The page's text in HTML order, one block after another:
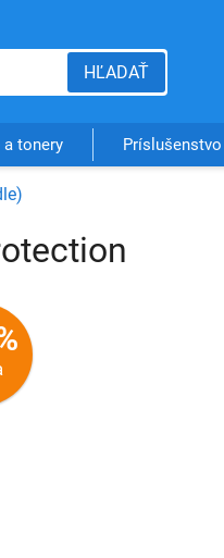
HĽADAŤ
tonery Príslušenstvo